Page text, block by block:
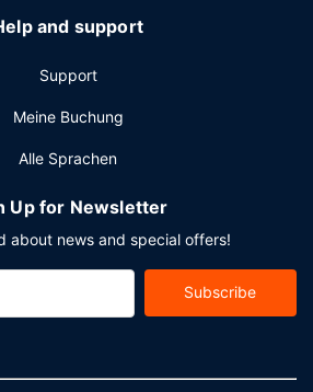
and support
Support
Meine Buchung
Alle Sprachen
Up for Newsletter
about news and special offers!
Subscribe